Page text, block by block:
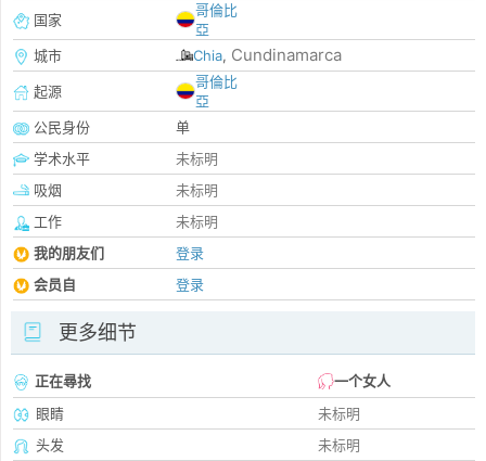
国家
哥倫比
亞
城市
Chia, Cundinamarca
起源
哥倫比
亞
公民身份
单
学术水平
未标明
吸烟
未标明
工作
未标明
我的朋友们
登录
会员自
登录
更多细节
正在尋找
一个女人
眼睛
未标明
头发
未标明